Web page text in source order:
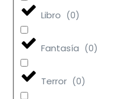
Libro (0)
Fantasía (0)
Terror (0)